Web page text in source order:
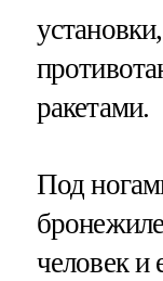
ракетами.
Под
человек и